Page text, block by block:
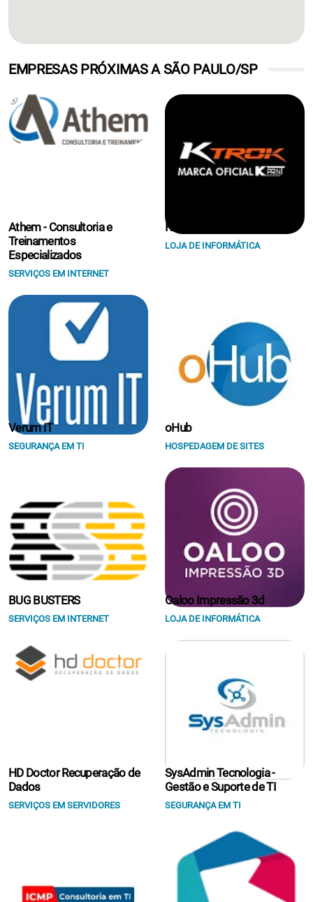
EMPRESAS PRÓXIMAS A SÃO PAULO/SP
Athem - Consultoria e
Treinamentos
Especializados
SERVIÇOS EM INTERNET
K Print Suprimentos Eireli.
LOJA DE INFORMÁTICA
Verum IT
SEGURANÇA EM TI
oHub
HOSPEDAGEM DE SITES
BUG BUSTERS
SERVIÇOS EM INTERNET
Oaloo Impressão 3d
LOJA DE INFORMÁTICA
HD Doctor Recuperação de
Dados
SERVIÇOS EM SERVIDORES
SysAdmin Tecnologia -
Gestão e Suporte de TI
SEGURANÇA EM TI